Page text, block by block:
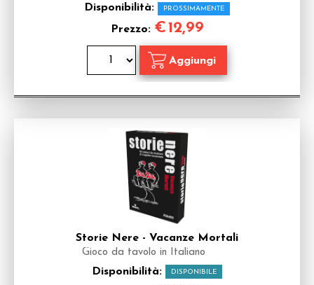
Disponibilità: PROSSIMAMENTE
Prezzo: €12,99
Storie Nere - Vacanze Mortali
Gioco da tavolo in Italiano
Disponibilità: DISPONIBILE